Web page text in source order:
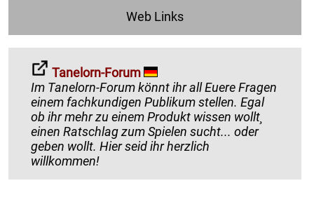
Web Links
Tanelorn-Forum
Im Tanelorn-Forum könnt ihr all Euere Fragen
einem fachkundigen Publikum stellen. Egal
ob ihr mehr zu einem Produkt wissen wollt¸
einen Ratschlag zum Spielen sucht... oder
geben wollt. Hier seid ihr herzlich
willkommen!